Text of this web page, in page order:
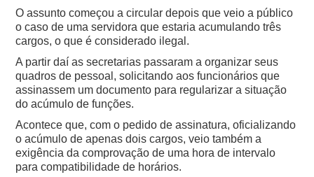
O assunto começou a circular depois que veio a público
o caso de uma servidora que estaria acumulando três
cargos, o que é considerado ilegal.
A partir daí as secretarias passaram a organizar seus
quadros de pessoal, solicitando aos funcionários que
assinassem um documento para regularizar a situação
do acúmulo de funções.
Acontece que, com o pedido de assinatura, oficializando
o acúmulo de apenas dois cargos, veio também a
exigência da comprovação de uma hora de intervalo
para compatibilidade de horários.